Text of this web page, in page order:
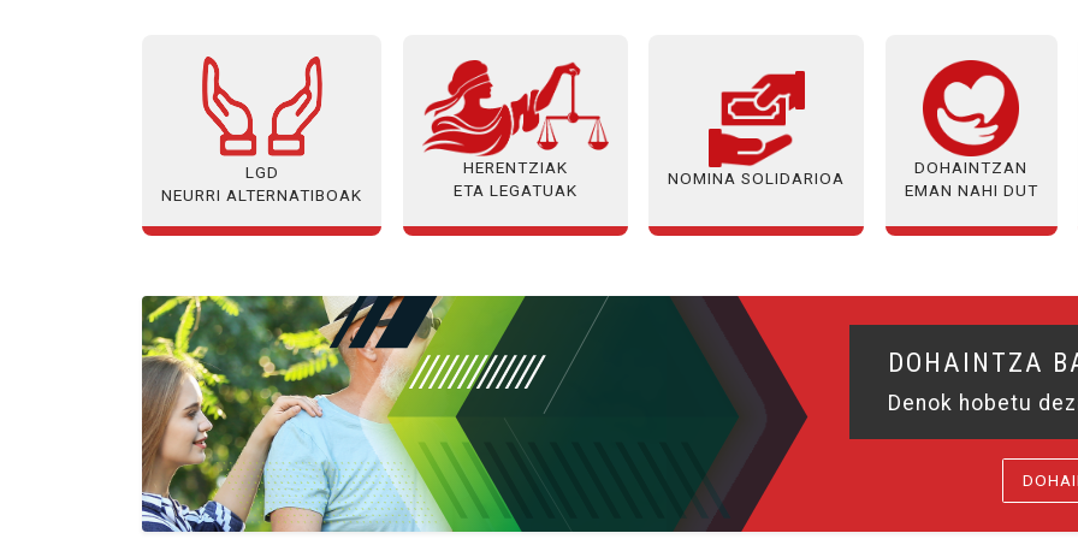
LGD
NEURRI ALTERNATIBOAK
HERENTZIAK
ETA LEGATUAK
NOMINA SOLIDARIOA
DOHAINTZAN
EMAN NAHI DUT
DOHAINTZA
Denok hobetu